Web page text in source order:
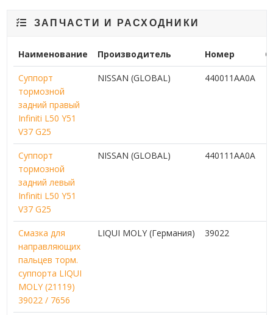
ЗАПЧАСТИ И РАСХОДНИКИ
Наименование Производитель Номер
Суппорт
тормозной
задний правый
Infiniti L50 Y51
V37 G25
NISSAN (GLOBAL) 440011AA0A
Суппорт
тормозной
задний левый
Infiniti L50 Y51
V37 G25
NISSAN (GLOBAL) 440111AA0A
Смазка для
направляющих
пальцев торм.
суппорта LIQUI
MOLY (21119)
39022 / 7656
LIQUI MOLY (Германия) 39022